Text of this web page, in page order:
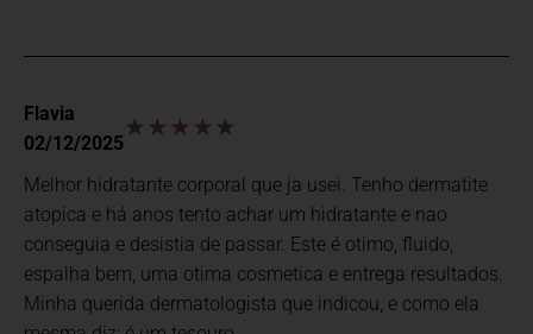
Flavia
02/12/2025
★★★★★
Melhor hidratante corporal que ja usei. Tenho dermatite
atopica e há anos tento achar um hidratante e nao
conseguia e desistia de passar. Este é otimo, fluido,
espalha bem, uma otima cosmetica e entrega resultados.
Minha querida dermatologista que indicou, e como ela